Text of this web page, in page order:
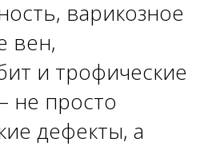
варикозное
вен,
и трофические
не просто
дефекты, а